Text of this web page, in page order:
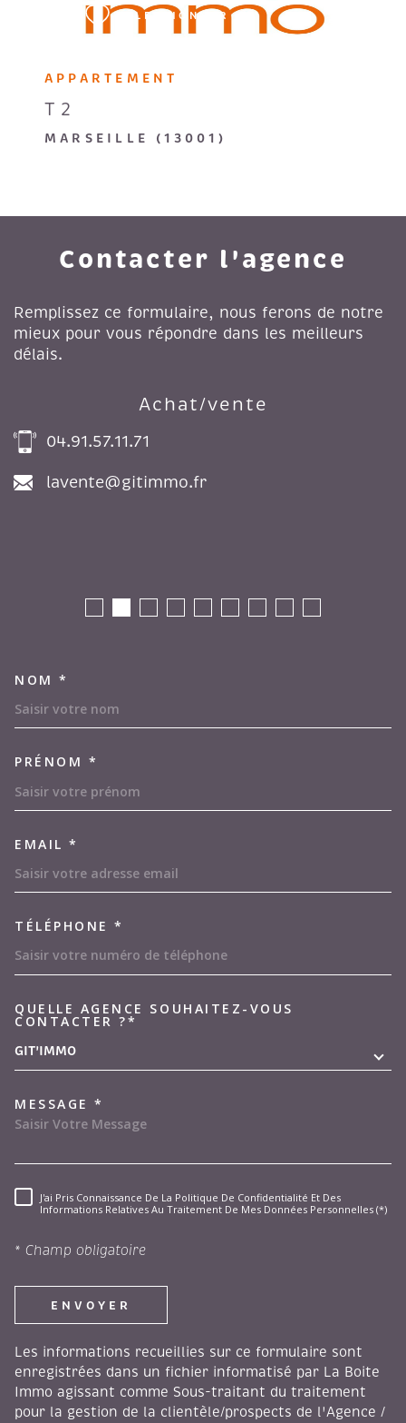
APPARTEMENT
T2
MARSEILLE (13001)
SÉLECTIONNER
Contacter l'agence
Remplissez ce formulaire, nous ferons de notre
mieux pour vous répondre dans les meilleurs
délais.
Achat/vente
04.91.57.11.71
lavente@gitimmo.fr
NOM *
PRÉNOM *
EMAIL *
TÉLÉPHONE *
QUELLE AGENCE SOUHAITEZ-VOUS
CONTACTER ?*
GIT'IMMO
MESSAGE *
RÈGLEMENTATION
J'ai Pris Connaissance De La Politique De Confidentialité Et Des
Informations Relatives Au Traitement De Mes Données Personnelles (*)
* Champ obligatoire
ENVOYER
Les informations recueillies sur ce formulaire sont
enregistrées dans un fichier informatisé par La Boite
Immo agissant comme Sous-traitant du traitement
pour la gestion de la clientèle/prospects de l'Agence /